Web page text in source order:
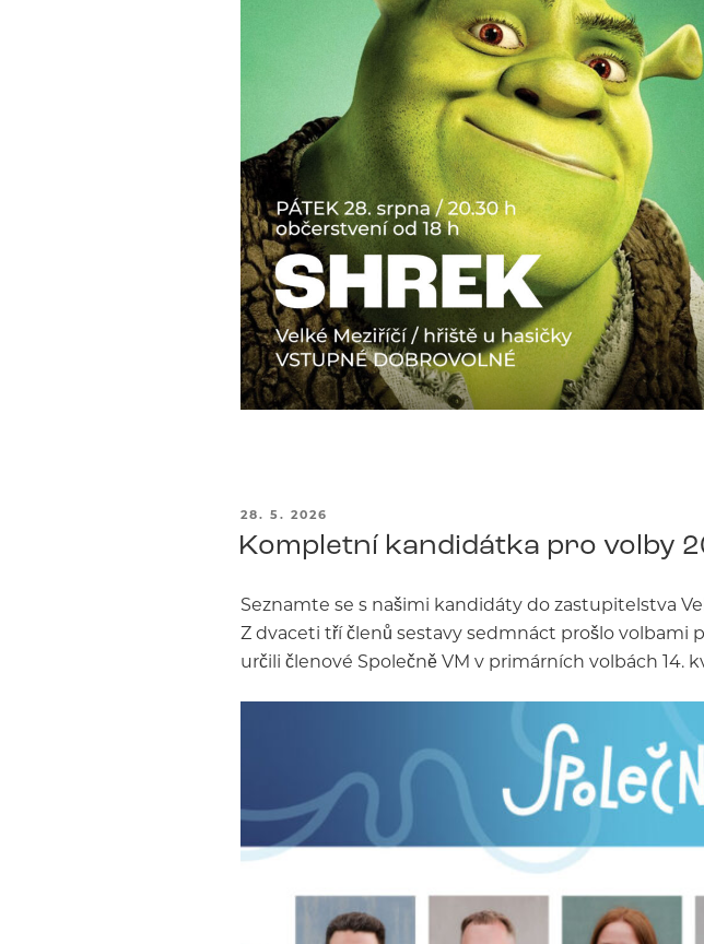
PUBLIKOVÁNO
28. 5. 2026
Kompletní kandidátka pro volby
Seznamte se s našimi kandidáty do zastupitelstva
Z dvaceti tří členů sestavy sedmnáct prošlo volbami
určili členové Společně VM v primárních volbách 14.